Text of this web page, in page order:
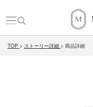
TOP ストーリー詳細 商品詳細